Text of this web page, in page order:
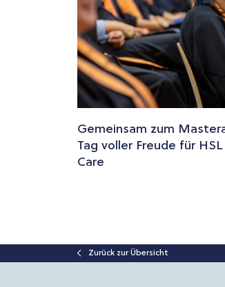
Gemeinsam zum
Tag voller Freude für
Care
Zurück zur Übersicht